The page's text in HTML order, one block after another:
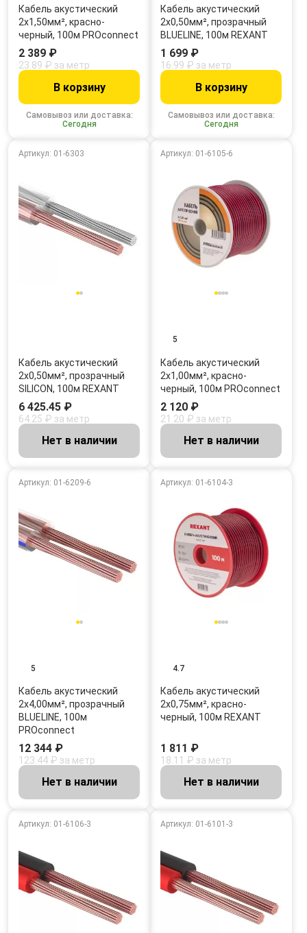
Кабель акустический
2х1,50мм², красно-
черный, 100м PROconnect
Самовывоз или доставка:
Сегодня
2 389 ₽
23.89 ₽ за метр
В корзину
Кабель акустический
2х0,50мм², прозрачный
BLUELINE, 100м REXANT
Самовывоз или доставка:
Сегодня
1 699 ₽
16.99 ₽ за метр
В корзину
Артикул: 01-6303
Кабель акустический
2х0,50мм², прозрачный
SILICON, 100м REXANT
6 425.45 ₽
64.25 ₽ за метр
Нет в наличии
Артикул: 01-6105-6
5
Кабель акустический
2х1,00мм², красно-
черный, 100м PROconnect
2 120 ₽
21.20 ₽ за метр
Нет в наличии
Артикул: 01-6209-6
5
Кабель акустический
2х4,00мм², прозрачный
BLUELINE, 100м
PROconnect
12 344 ₽
123.44 ₽ за метр
Нет в наличии
Артикул: 01-6104-3
4.7
Кабель акустический
2х0,75мм², красно-
черный, 100м REXANT
1 811 ₽
18.11 ₽ за метр
Нет в наличии
Артикул: 01-6106-3 Артикул: 01-6101-3